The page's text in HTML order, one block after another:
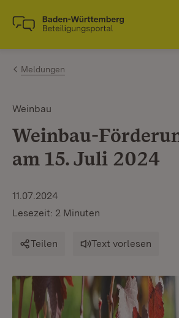
Zum Inhalt springen
Link zur Startseite
Meldungen
Weinbau
Weinbau-
am 15. Juli 2024
11.07.2024
Lesezeit: 2 Minuten
Teilen Text vorlesen